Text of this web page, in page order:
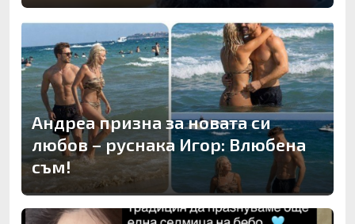
Андреа призна за новата си
любов – руснака Игор: Влюбена
съм!